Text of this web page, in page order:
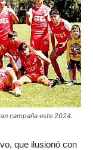
campaña este 2024.
que ilusionó con